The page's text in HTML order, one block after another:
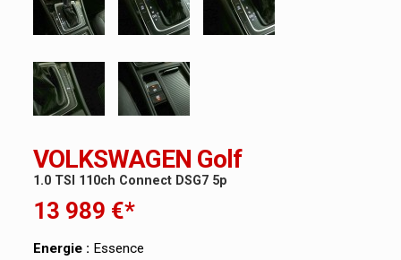
VOLKSWAGEN Golf
1.0 TSI 110ch Connect DSG7 5p
13 989 €*
Energie : Essence